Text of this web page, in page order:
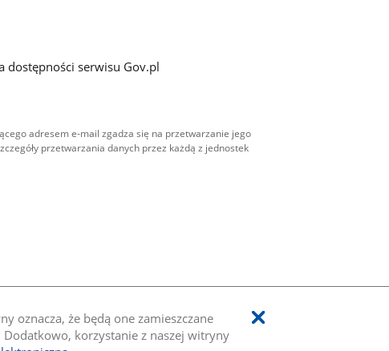
oznacza, że będą one zamieszczane
korzystanie z naszej witryny
dostępności serwisu Gov.pl
adresem e-mail zgadza się na przetwarzanie jego
przetwarzania danych przez każdą z jednostek